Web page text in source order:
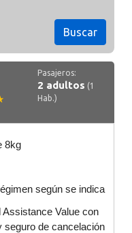
Buscar
Pasajeros:
2 adultos (1
Hab.)
8kg
según se indica
Value con
seguro de cancelación